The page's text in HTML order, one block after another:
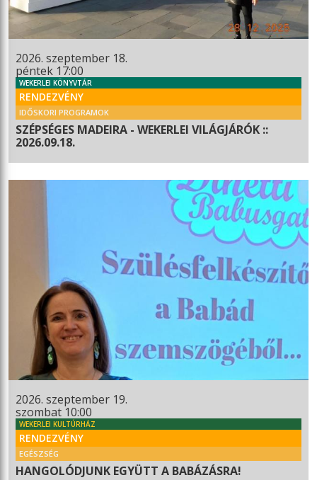
2026. szeptember 18.
péntek 17:00
WEKERLEI KÖNYVTÁR
RENDEZVÉNY
IDŐSKORI PROGRAMOK
SZÉPSÉGES MADEIRA - WEKERLEI VILÁGJÁRÓK ::
2026.09.18.
2026. szeptember 19.
szombat 10:00
WEKERLEI KULTÚRHÁZ
RENDEZVÉNY
EGÉSZSÉG
HANGOLÓDJUNK EGYÜTT A BABÁZÁSRA!